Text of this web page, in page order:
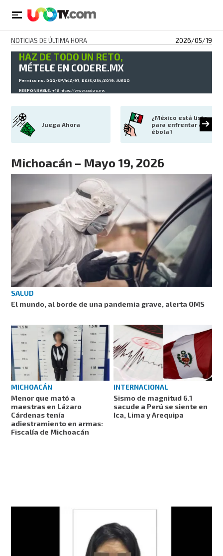
NOTICIAS DE ÚLTIMA HORA 2026/05/19
HAZ DE TODO UN RETO,
MÉTELE EN CODERE.MX
Permiso no. DGG/SP/442/97, DGJS/234/2019. JUEGO
RESPONSABLE. +18https://www.codere.mx
Juega Ahora
¿México está listo
para enfrentar al
ébola?
Michoacán – Mayo 19, 2026
SALUD
El mundo, al borde de una pandemia grave, alerta OMS
MICHOACÁN
Menor que mató a
maestras en Lázaro
Cárdenas tenía
adiestramiento en armas:
Fiscalía de Michoacán
INTERNACIONAL
Sismo de magnitud 6.1
sacude a Perú se siente en
Ica, Lima y Arequipa